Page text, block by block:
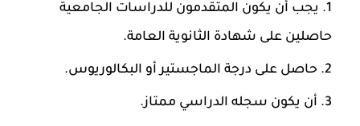
يجب أن يكون المتقدمون للدراسات الجامعية
حاصلين على شهادة الثانوية العامة.
حاصل على درجة الماجستير أو البكالوريوس.
أن يكون سجله الدراسي ممتاز.